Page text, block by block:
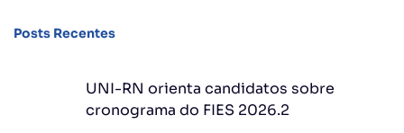
Posts Recentes
UNI-RN orienta candidatos sobre
cronograma do FIES 2026.2